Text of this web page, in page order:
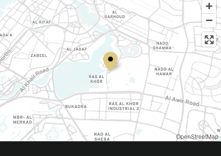
OpenStreetMap